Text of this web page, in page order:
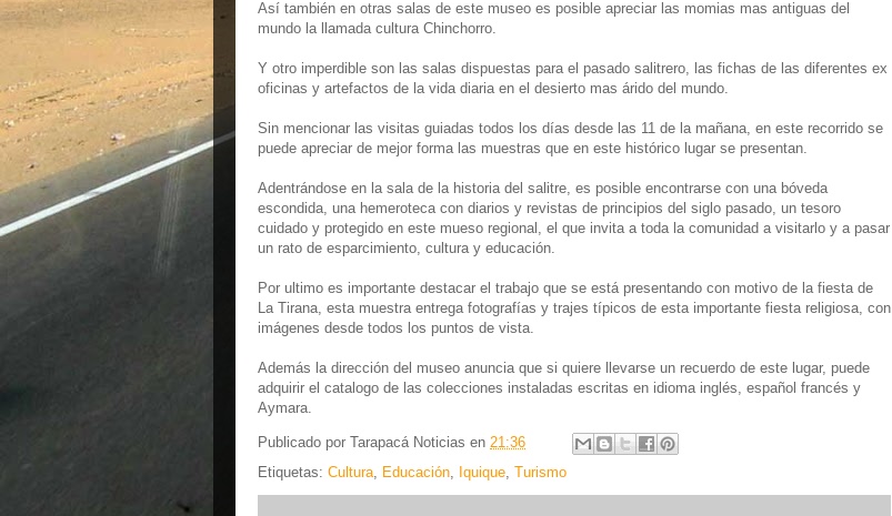
Así también en otras salas de este museo es posible apreciar las momias mas antiguas del
mundo la llamada cultura Chinchorro.
Y otro imperdible son las salas dispuestas para el pasado salitrero, las fichas de las diferentes ex
oficinas y artefactos de la vida diaria en el desierto mas árido del mundo.
Sin mencionar las visitas guiadas todos los días desde las 11 de la mañana, en este recorrido se
puede apreciar de mejor forma las muestras que en este histórico lugar se presentan.
Adentrándose en la sala de la historia del salitre, es posible encontrarse con una bóveda
escondida, una hemeroteca con diarios y revistas de principios del siglo pasado, un tesoro
cuidado y protegido en este mueso regional, el que invita a toda la comunidad a visitarlo y a pasar
un rato de esparcimiento, cultura y educación.
Por ultimo es importante destacar el trabajo que se está presentando con motivo de la fiesta de
La Tirana, esta muestra entrega fotografías y trajes típicos de esta importante fiesta religiosa, con
imágenes desde todos los puntos de vista.
Además la dirección del museo anuncia que si quiere llevarse un recuerdo de este lugar, puede
adquirir el catalogo de las colecciones instaladas escritas en idioma inglés, español francés y
Aymara.
Publicado por Tarapacá Noticias en 21:36
Etiquetas: Cultura, Educación, Iquique, Turismo